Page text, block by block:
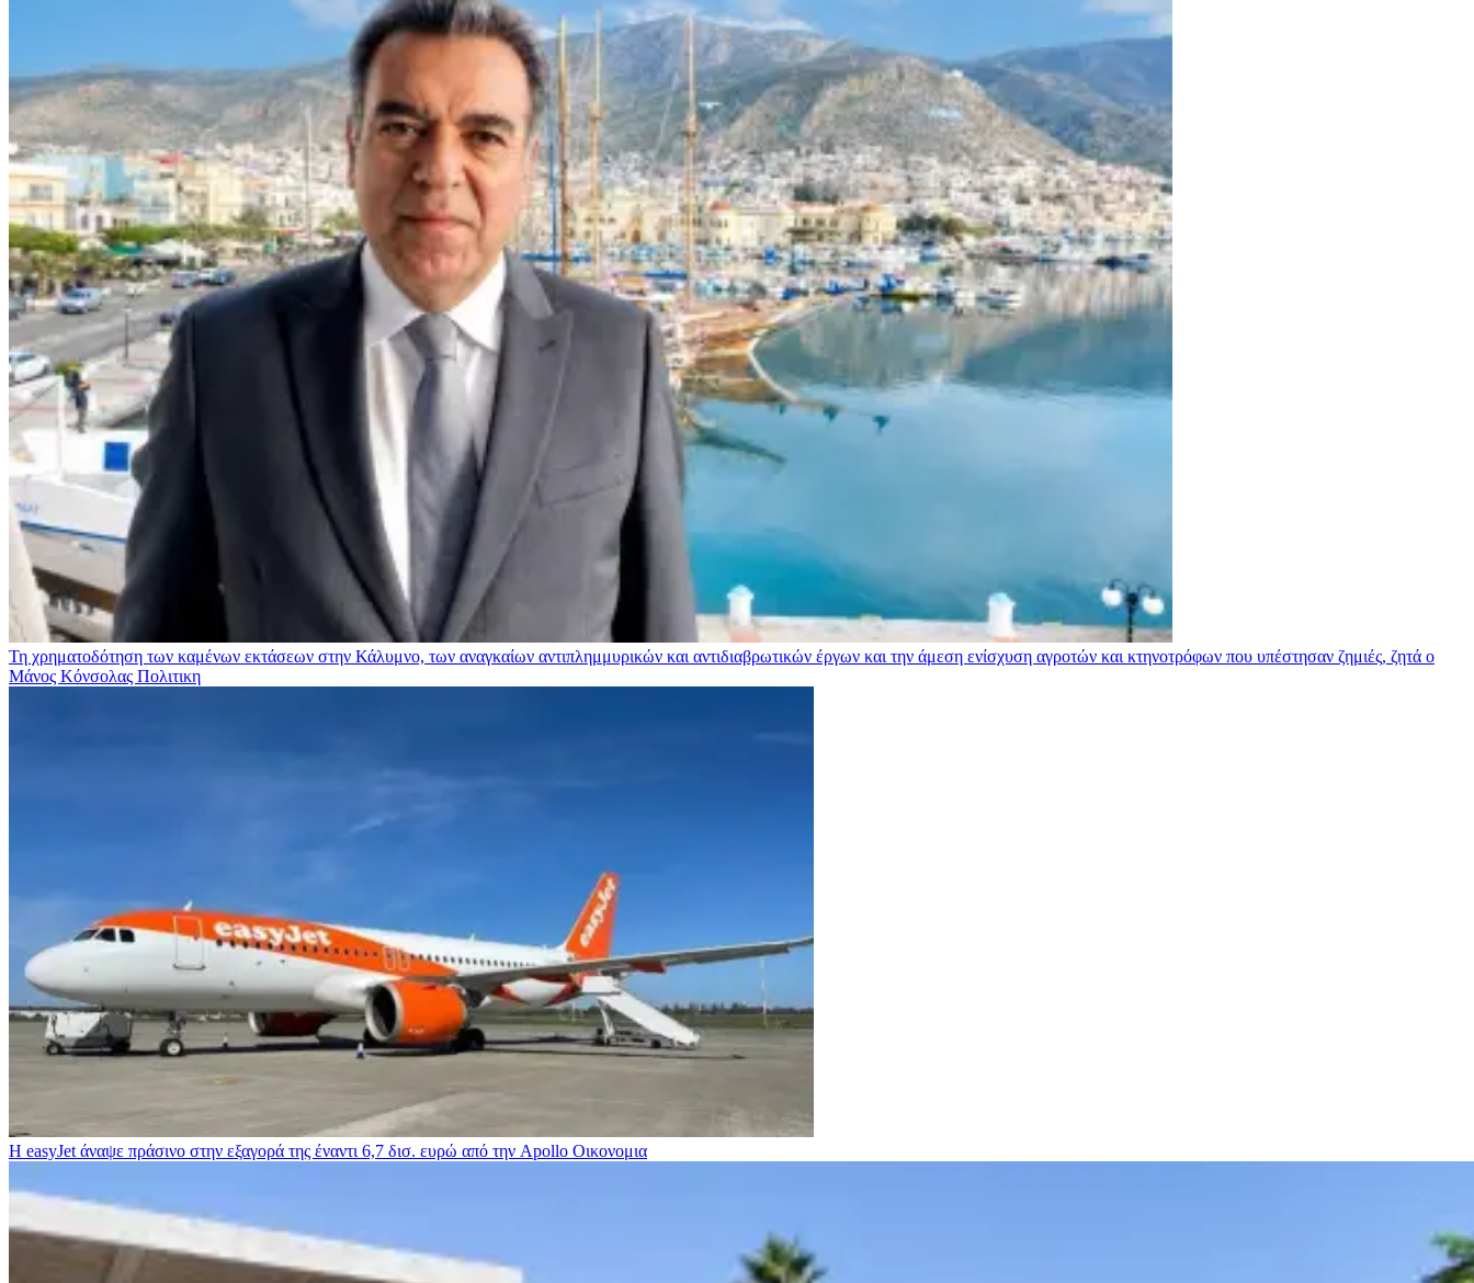
Τη χρηματοδότηση των καμένων εκτάσεων στην Κάλυμνο, των αναγκαίων αντιπλημμυρικών και αντιδιαβρωτικών έργων και την άμεση ενίσχυση αγροτών και κτηνοτρόφων που υπέστησαν ζημιές, ζητά ο
Μάνος Κόνσολας Πολιτικη
Η easyJet άναψε πράσινο στην εξαγορά της έναντι 6,7 δισ. ευρώ από την Apollo Οικονομια